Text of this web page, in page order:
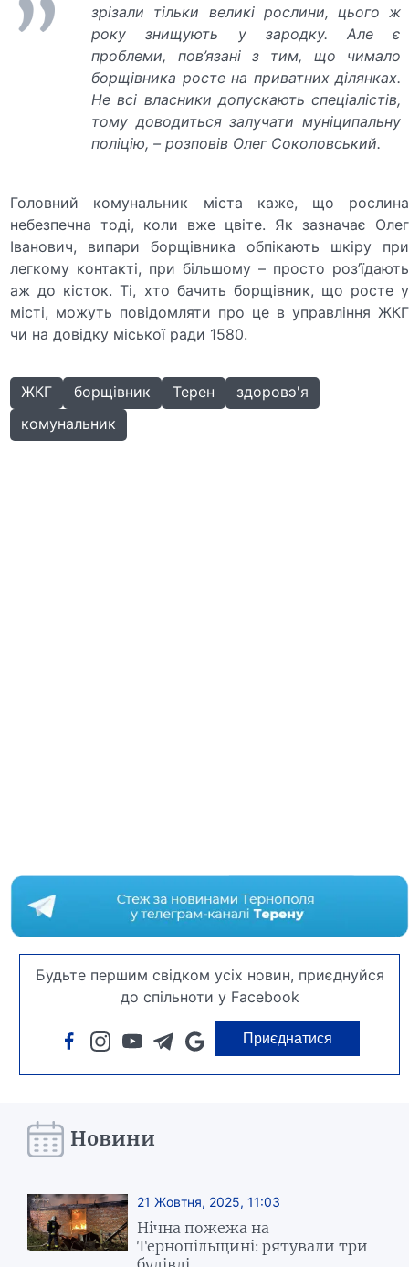
зрізали тільки великі рослини, цього ж
року знищують у зародку. Але є
проблеми, пов’язані з тим, що чимало
борщівника росте на приватних ділянках.
Не всі власники допускають спеціалістів,
тому доводиться залучати муніципальну
поліцію, – розповів Олег Соколовський.
Головний комунальник міста каже, що рослина
небезпечна тоді, коли вже цвіте. Як зазначає Олег
Іванович, випари борщівника обпікають шкіру при
легкому контакті, при більшому – просто роз’їдають
аж до кісток. Ті, хто бачить борщівник, що росте у
місті, можуть повідомляти про це в управління ЖКГ
чи на довідку міської ради 1580.
ЖКГ борщівник Терен
здоровэ'я
комунальник
Будьте першим свідком усіх новин, приєднуйся
до спільноти у Facebook
Приєднатися
Новини
21 Жовтня, 2025, 11:03
Нічна пожежа на
Тернопільщині: рятували три